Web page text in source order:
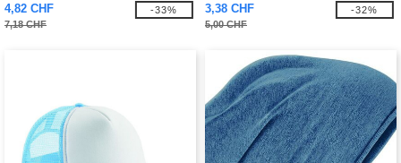
4,82 CHF
7,18 CHF
-33%
3,38 CHF
5,00 CHF
-32%